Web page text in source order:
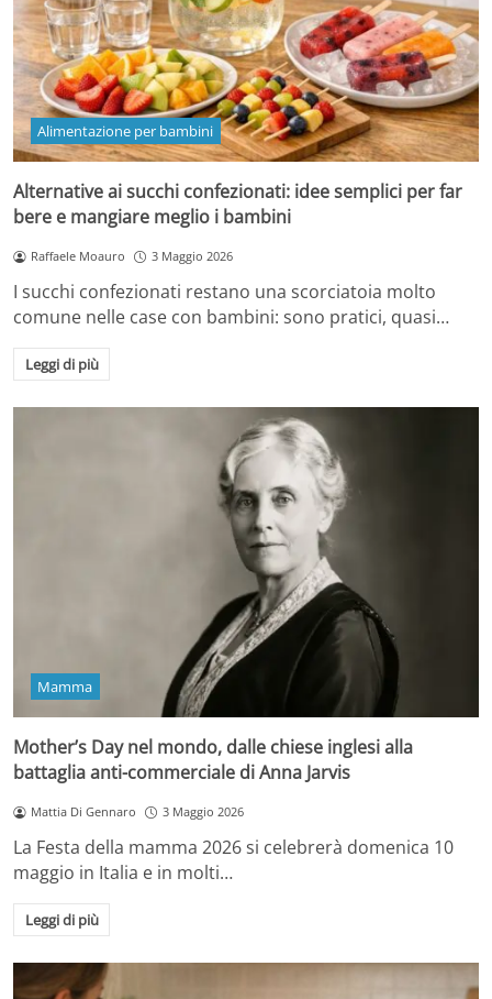
Alimentazione per bambini
Alternative ai succhi confezionati: idee semplici per far
bere e mangiare meglio i bambini
Raffaele Moauro 3 Maggio 2026
I succhi confezionati restano una scorciatoia molto
comune nelle case con bambini: sono pratici, quasi…
Leggi di più
Mamma
Mother’s Day nel mondo, dalle chiese inglesi alla
battaglia anti-commerciale di Anna Jarvis
Mattia Di Gennaro 3 Maggio 2026
La Festa della mamma 2026 si celebrerà domenica 10
maggio in Italia e in molti…
Leggi di più